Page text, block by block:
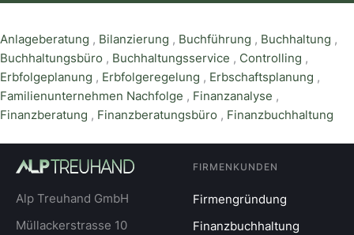
Anlageberatung , Bilanzierung , Buchführung , Buchhaltung ,
Buchhaltungsbüro , Buchhaltungsservice , Controlling ,
Erbfolgeplanung , Erbfolgeregelung , Erbschaftsplanung ,
Familienunternehmen Nachfolge , Finanzanalyse ,
Finanzberatung , Finanzberatungsbüro , Finanzbuchhaltung
Alp Treuhand GmbH
Müllackerstrasse 10
FIRMENKUNDEN
Firmengründung
Finanzbuchhaltung